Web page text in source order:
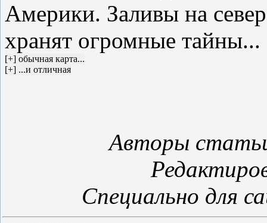
Америки. Заливы на
хранят огромные тайны...
Авторы
Специально для